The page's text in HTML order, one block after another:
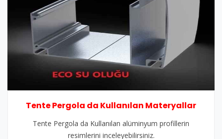
Tente Pergola da Kullanılan Materyallar
Tente Pergola da Kullanılan alüminyum profillerin
resimlerini inceleyebilirsiniz.